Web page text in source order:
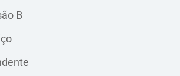
B